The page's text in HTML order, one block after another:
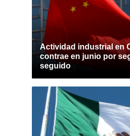
Actividad industrial en
contrae en junio por
seguido